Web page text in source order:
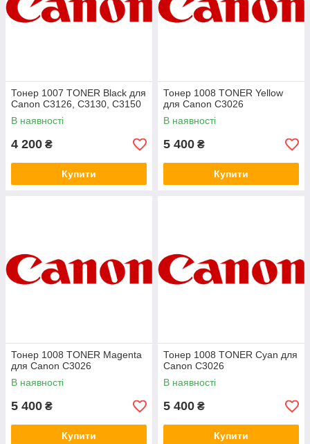
Тонер 1007 TONER Black для
Canon C3126, C3130, C3150
В наявності
4 200 ₴
Купити
Тонер 1008 TONER Yellow
для Canon C3026
В наявності
5 400 ₴
Купити
Тонер 1008 TONER Magenta
для Canon C3026
В наявності
5 400 ₴
Купити
Тонер 1008 TONER Cyan для
Canon C3026
В наявності
5 400 ₴
Купити